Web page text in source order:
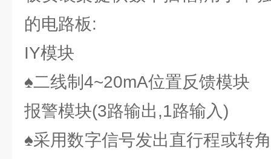
的电路板:
IY模块
♠二线制4~20mA位置反馈模块
报警模块(3路输出,1路输入)
♠采用数字信号发出直行程或转